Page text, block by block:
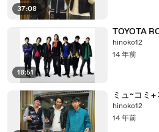
37:08
18:51
hinoko12
14 年前
ミュ~コミ+
hinoko12
14 年前